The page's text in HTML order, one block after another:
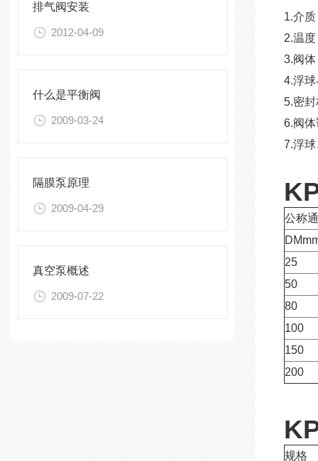
排气阀安装
2012-04-09
什么是平衡阀
2009-03-24
隔膜泵原理
2009-04-29
真空泵概述
2009-07-22
1.介
2.温
3.阀
4.浮
5.密
6.阀
7.浮
公称
25
50
80
100
150
200
规格